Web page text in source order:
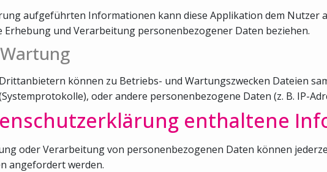
aufgeführten Informationen kann diese Applikation dem Nutzer
Erhebung und Verarbeitung personenbezogener Daten beziehen.
können zu Betriebs- und Wartungszwecken Dateien
oder andere personenbezogene Daten (z. B. IP-
enthaltene
oder Verarbeitung von personenbezogenen Daten können
angefordert werden.